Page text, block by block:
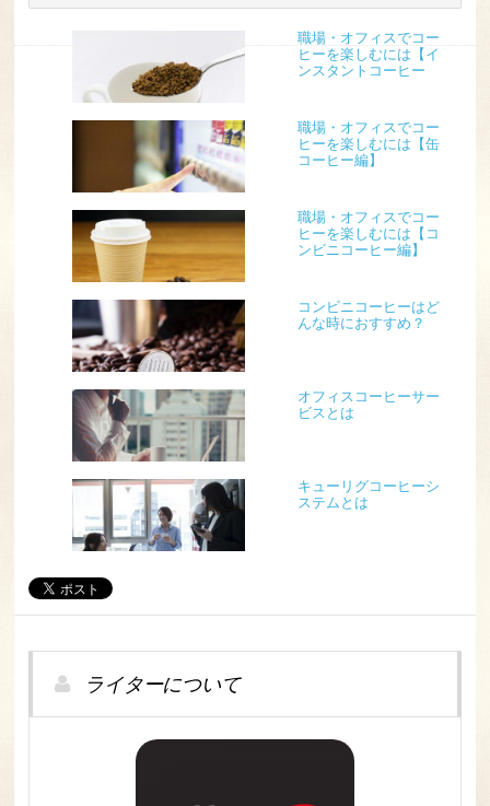
職場・オフィスでコー
ヒーを楽しむには【イ
ンスタントコーヒー
職場・オフィスでコー
ヒーを楽しむには【缶
コーヒー編】
職場・オフィスでコー
ヒーを楽しむには【コ
ンビニコーヒー編】
コンビニコーヒーはど
んな時におすすめ？
オフィスコーヒーサー
ビスとは
キューリグコーヒーシ
ステムとは
ライターについて